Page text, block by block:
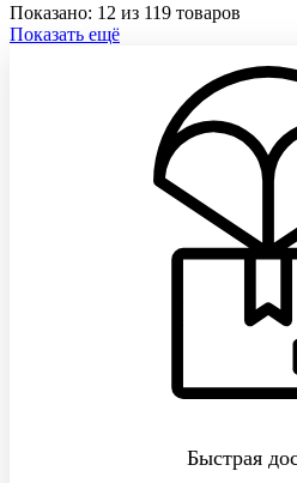
Показано: 12 из 119 товаров
Показать ещё
Быстрая